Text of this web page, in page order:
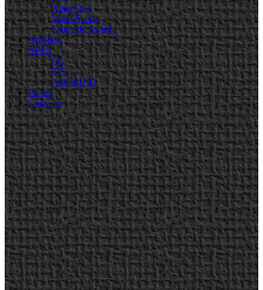
Xbox One
Xbox Series
Nintendo Switch
Artículos
APPS
PC
iOS
ANDROID
Prensa
Contacto